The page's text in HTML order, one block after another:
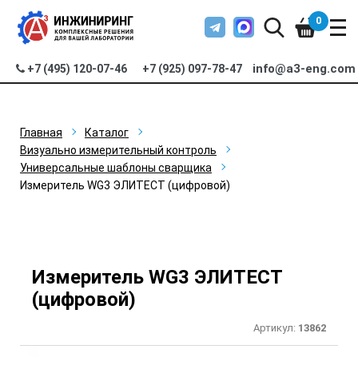
+7 (495) 120-07-46 +7 (925) 097-78-47 info@a3-eng.com
0
Главная
Каталог
Визуально измерительный контроль
Универсальные шаблоны сварщика
Измеритель WG3 ЭЛИТЕСТ (цифровой)
Измеритель WG3 ЭЛИТЕСТ
(цифровой)
Артикул: 13862